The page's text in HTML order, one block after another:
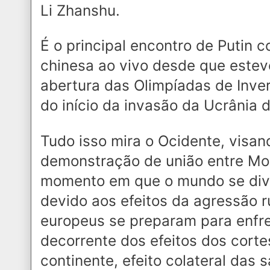
Li Zhanshu.
É o principal encontro de Putin
chinesa ao vivo desde que
abertura das Olimpíadas de
do início da invasão da Ucrânia
Tudo isso mira o Ocidente,
demonstração de união entre
momento em que o mundo se
devido aos efeitos da agressão
europeus se preparam para
decorrente dos efeitos dos
continente, efeito colateral das